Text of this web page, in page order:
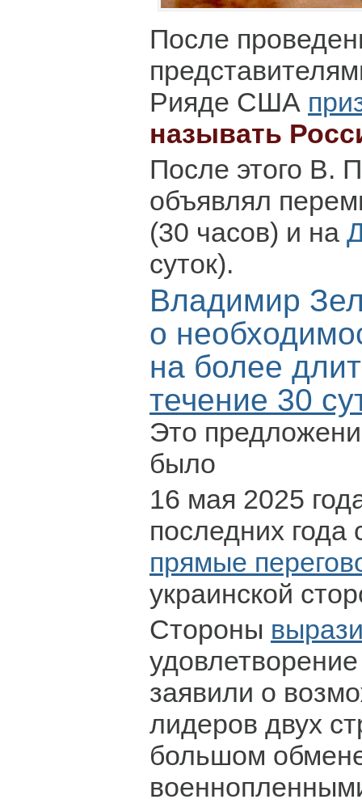
После
Рияде США
называть
После этого В.
объявлял
(30 часов) и на
суток).
Владимир
о
на более
течение 30
Это
было
16 мая 2025
последних года
прямые
украинской
Стороны
заявили о
лидеров двух
большом